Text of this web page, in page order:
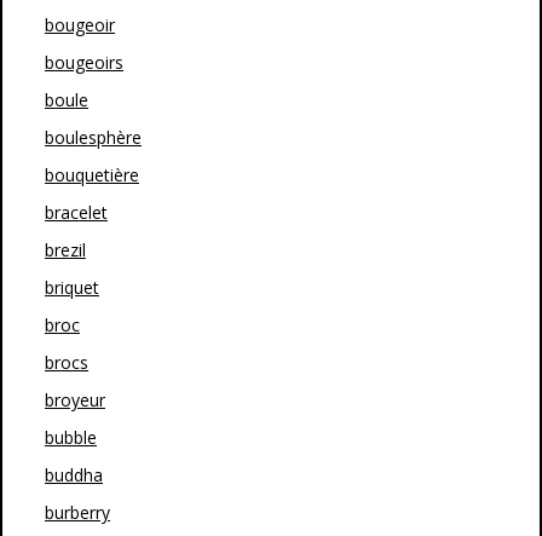
bougeoir
bougeoirs
boule
boulesphère
bouquetière
bracelet
brezil
briquet
broc
brocs
broyeur
bubble
buddha
burberry